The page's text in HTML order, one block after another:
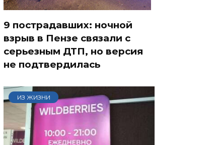
9 пострадавших: ночной
взрыв в Пензе связали с
серьезным ДТП, но версия
не подтвердилась
ИЗ ЖИЗНИ